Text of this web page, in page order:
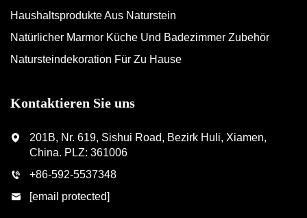
Haushaltsprodukte Aus Naturstein
Natürlicher Marmor Küche Und Badezimmer Zubehör
Natursteindekoration Für Zu Hause
Kontaktieren Sie uns
201B, Nr. 619, Sishui Road, Bezirk Huli, Xiamen,
China. PLZ: 361006
+86-592-5537348
[email protected]